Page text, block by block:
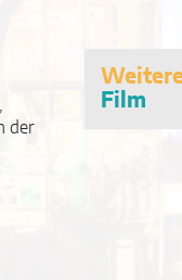
Film